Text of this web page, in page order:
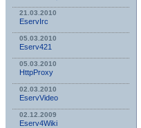
21.03.2010
EservIrc
05.03.2010
Eserv421
05.03.2010
HttpProxy
02.03.2010
EservVideo
02.12.2009
Eserv4Wiki